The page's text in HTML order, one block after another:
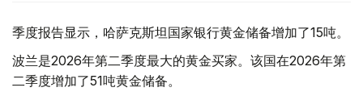
季度报告显示，哈萨克斯坦国家银行黄金储备增加了15吨。
波兰是2026年第二季度最大的黄金买家。该国在2026年第
二季度增加了51吨黄金储备。